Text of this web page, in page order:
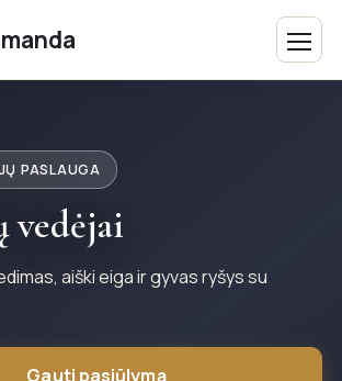
PASLAUGA
vedėjai
aiški eiga ir gyvas ryšys su
Gauti pasiūlymą